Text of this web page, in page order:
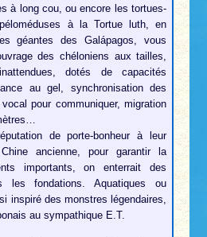
à long cou, ou encore les tortues-
à la Tortue luth, en
géantes des Galápagos, vous
des chéloniens aux tailles,
dotés de capacités
au gel, synchronisation des
pour communiquer, migration
de porte-bonheur à leur
ancienne, pour garantir la
importants, on enterrait des
les fondations. Aquatiques ou
inspiré des monstres légendaires,
au sympathique E.T.